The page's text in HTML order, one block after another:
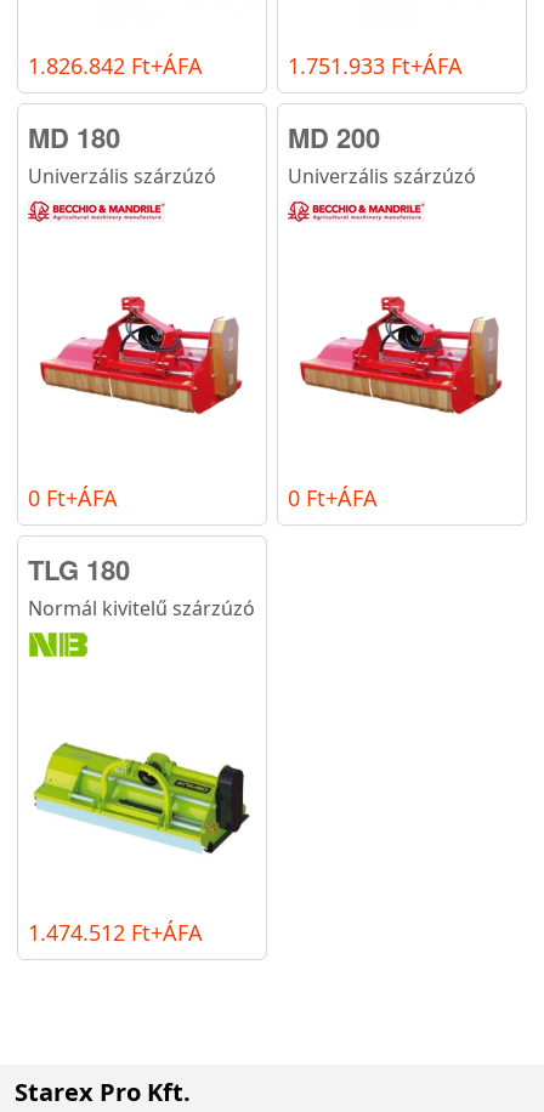
1.826.842 Ft+ÁFA 1.751.933 Ft+ÁFA
MD 180
Univerzális szárzúzó
0 Ft+ÁFA
MD 200
Univerzális szárzúzó
0 Ft+ÁFA
TLG 180
Normál kivitelű szárzúzó
1.474.512 Ft+ÁFA
Starex Pro Kft.